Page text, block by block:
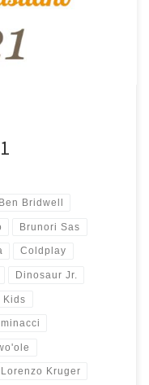
proprio […]
Ben Bridwell
Brunori Sas
Coldplay
Dinosaur Jr.
Kids
Lorenzo Kruger